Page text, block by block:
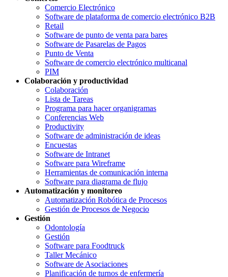
Comercio Electrónico
Software de plataforma de comercio electrónico B2B
Retail
Software de punto de venta para bares
Software de Pasarelas de Pagos
Punto de Venta
Software de comercio electrónico multicanal
PIM
Colaboración y productividad
Colaboración
Lista de Tareas
Programa para hacer organigramas
Conferencias Web
Productivity
Software de administración de ideas
Encuestas
Software de Intranet
Software para Wireframe
Herramientas de comunicación interna
Software para diagrama de flujo
Automatización y monitoreo
Automatización Robótica de Procesos
Gestión de Procesos de Negocio
Gestión
Odontología
Gestión
Software para Foodtruck
Taller Mecánico
Software de Asociaciones
Planificación de turnos de enfermería